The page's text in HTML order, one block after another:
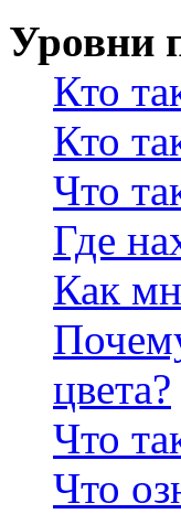
Уровни
Кто
Кто
Что
Где
Как
цвета?
Что
Что